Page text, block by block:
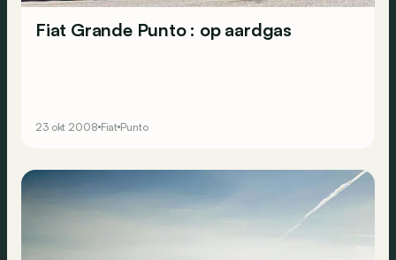
Fiat Grande Punto : op aardgas
23 okt 2008 Fiat Punto